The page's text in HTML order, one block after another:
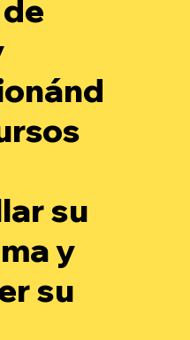
su
y
su